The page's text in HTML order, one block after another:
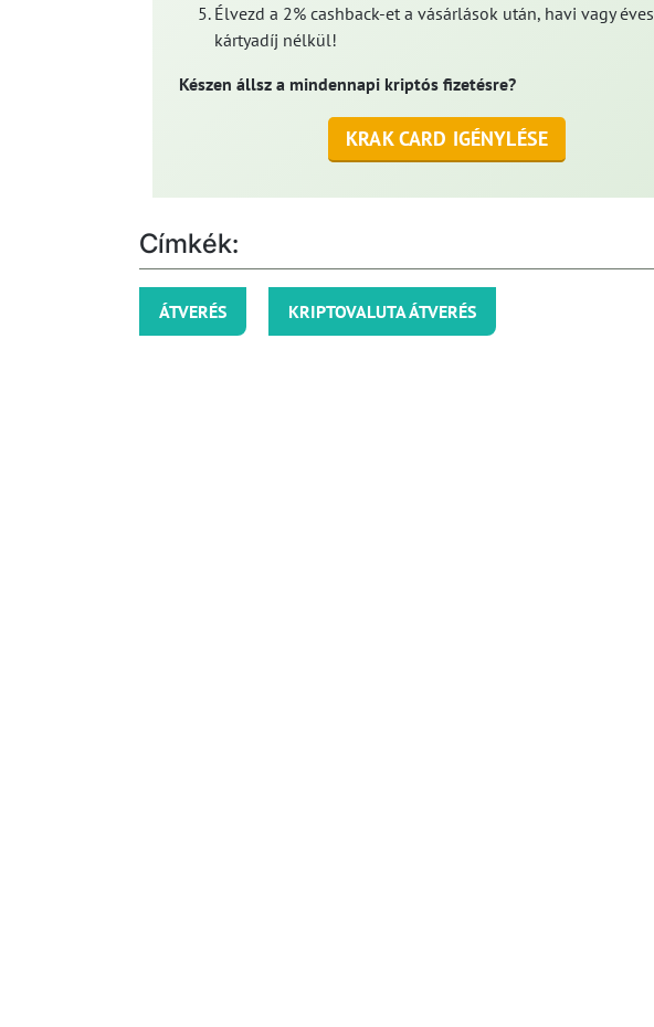
Élvezd a 2% cashback-et a vásárlások után, havi vagy éves
kártyadíj nélkül!
Készen állsz a mindennapi kriptós fizetésre?
KRAK CARD IGÉNYLÉSE
Címkék:
ÁTVERÉS KRIPTOVALUTA ÁTVERÉS